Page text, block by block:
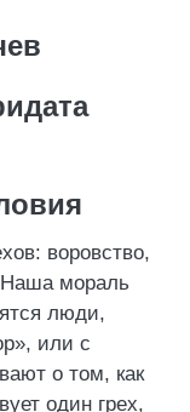
воровство,
мораль
люди,
или с
о том, как
один грех,